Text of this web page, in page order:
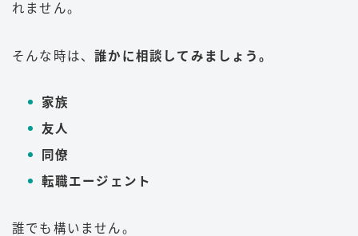
れません。
そんな時は、誰かに相談してみましょう。
家族
友人
同僚
転職エージェント
誰でも構いません。